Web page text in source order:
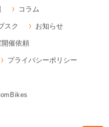
コラム
スク お知らせ
催依頼
プライバシーポリシー